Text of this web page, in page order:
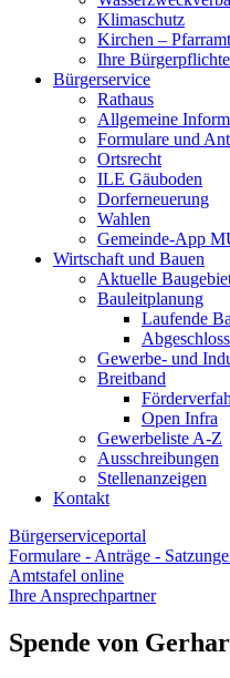
Klimaschutz
Kirchen –
Ihre
Bürgerservice
Rathaus
Allgemeine
Formulare und
Ortsrecht
ILE Gäuboden
Dorferneuerung
Wahlen
Gemeinde-App
Wirtschaft und Bauen
Aktuelle
Bauleitplanung
Laufende
Gewerbe- und
Breitband
Open Infra
Gewerbeliste A-Z
Ausschreibungen
Stellenanzeigen
Kontakt
Bürgerserviceportal
Formulare - Anträge -
Amtstafel online
Ihre Ansprechpartner
Spende von